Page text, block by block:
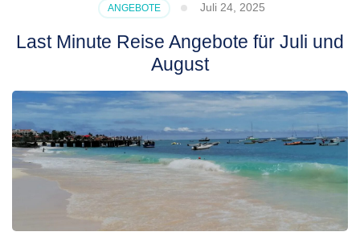
ANGEBOTE Juli 24, 2025
Last Minute Reise Angebote für Juli und
August